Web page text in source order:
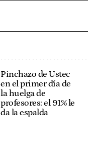
Pinchazo de Ustec
en el primer día de
la huelga de
profesores: el 91% le
da la espalda